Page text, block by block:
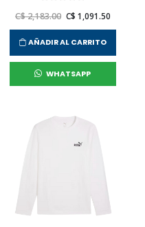
C$ 2,183.00 C$ 1,091.50
AÑADIR AL CARRITO
WHATSAPP